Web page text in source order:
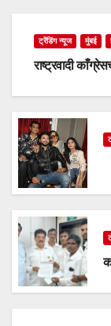
ट्रेंडिंग न्यूज मुंबई
राष्ट्रवादी